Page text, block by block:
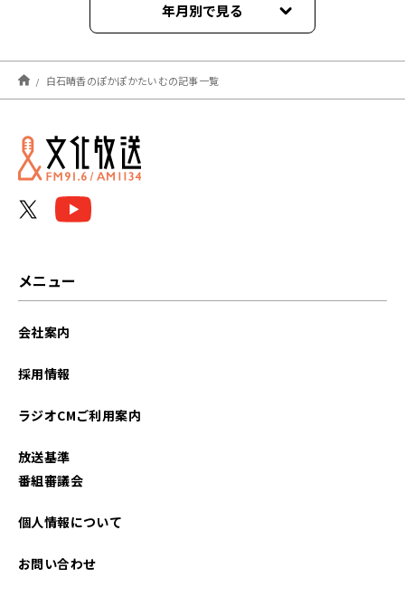
年月別で見る
2026年07月
2026年06月
2026年04月
2025年05月
白石晴香のぽかぽかたいむの記事一覧
メニュー
会社案内
採用情報
ラジオCMご利用案内
放送基準
番組審議会
個人情報について
お問い合わせ